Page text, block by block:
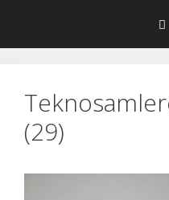
indhold
(29)